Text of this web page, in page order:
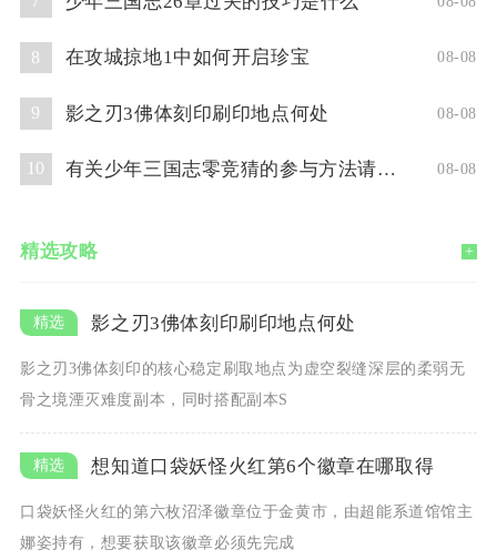
8 在攻城掠地1中如何开启珍宝 08-08
9 影之刃3佛体刻印刷印地点何处 08-08
10 有关少年三国志零竞猜的参与方法请问你了解吗 08-08
精选攻略 +
影之刃3佛体刻印刷印地点何处
影之刃3佛体刻印的核心稳定刷取地点为虚空裂缝深层的柔弱无
骨之境湮灭难度副本，同时搭配副本S
想知道口袋妖怪火红第6个徽章在哪取得
口袋妖怪火红的第六枚沼泽徽章位于金黄市，由超能系道馆馆主
娜姿持有，想要获取该徽章必须先完成